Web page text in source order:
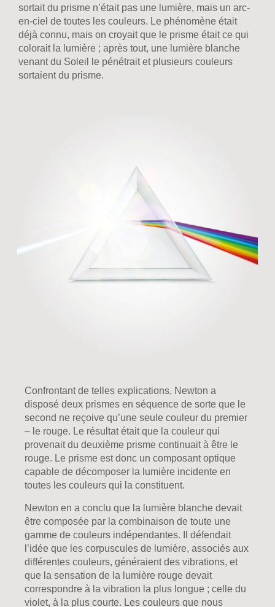
sortait du prisme n’était pas une lumière, mais un arc-
en-ciel de toutes les couleurs. Le phénomène était
déjà connu, mais on croyait que le prisme était ce qui
colorait la lumière ; après tout, une lumière blanche
venant du Soleil le pénétrait et plusieurs couleurs
sortaient du prisme.
Confrontant de telles explications, Newton a
disposé deux prismes en séquence de sorte que le
second ne reçoive qu’une seule couleur du premier
– le rouge. Le résultat était que la couleur qui
provenait du deuxième prisme continuait à être le
rouge. Le prisme est donc un composant optique
capable de décomposer la lumière incidente en
toutes les couleurs qui la constituent.
Newton en a conclu que la lumière blanche devait
être composée par la combinaison de toute une
gamme de couleurs indépendantes. Il défendait
l’idée que les corpuscules de lumière, associés aux
différentes couleurs, généraient des vibrations, et
que la sensation de la lumière rouge devait
correspondre à la vibration la plus longue ; celle du
violet, à la plus courte. Les couleurs que nous